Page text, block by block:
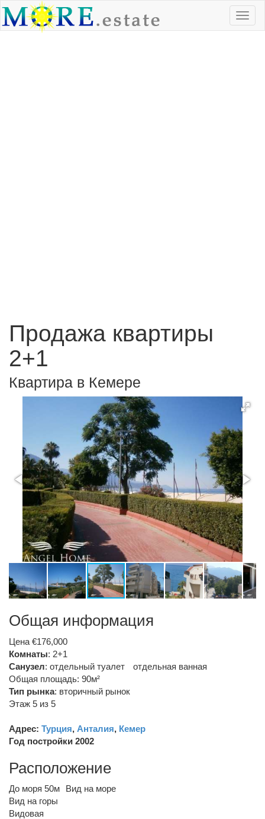
Продажа квартиры
2+1
Квартира в Кемере
Общая информация
Цена €176,000
Комнаты: 2+1
Санузел: отдельный туалет
отдельная ванная
Общая площадь: 90м²
Тип рынка: вторичный рынок
Этаж 5 из 5
Адрес: Турция, Анталия, Кемер
Год постройки 2002
Расположение
До моря 50м
Вид на море
Вид на горы
Видовая